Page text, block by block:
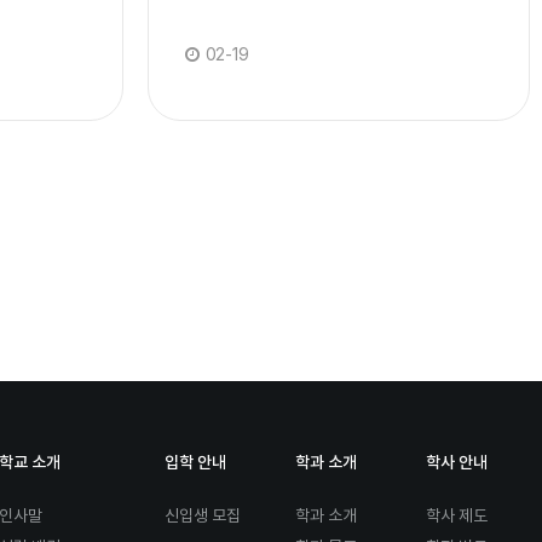
02-19
학교 소개
인사말
입학 안내
신입생 모집
학과 소개
학과 소개
학사 안내
학사 제도